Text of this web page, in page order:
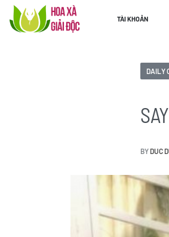
TÀI KHOẢN
DAILY
BY DUC